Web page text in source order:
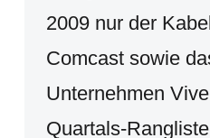
2009 nur der
Comcast sowie
Unternehmen
Quartals-